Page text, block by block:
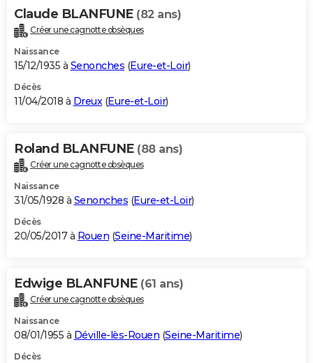
Claude BLANFUNE (82 ans)
Créer une cagnotte obsèques
Naissance
15/12/1935 à Senonches (Eure-et-Loir)
Décès
11/04/2018 à Dreux(Eure-et-Loir)
Roland BLANFUNE (88 ans)
Créer une cagnotte obsèques
Naissance
31/05/1928 à Senonches (Eure-et-Loir)
Décès
20/05/2017 à Rouen (Seine-Maritime)
Edwige BLANFUNE (61 ans)
Créer une cagnotte obsèques
Naissance
08/01/1955 à Déville-lès-Rouen (Seine-Maritime)
Décès